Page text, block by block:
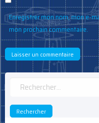
Enregistrer mon nom, mon e-
mon prochain commentaire.
Rechercher :